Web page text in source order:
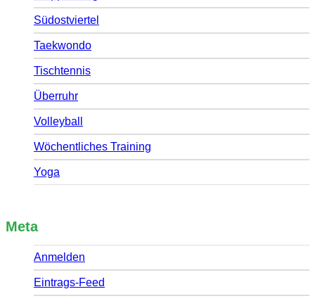
Südostviertel
Taekwondo
Tischtennis
Überruhr
Volleyball
Wöchentliches Training
Yoga
Meta
Anmelden
Eintrags-Feed